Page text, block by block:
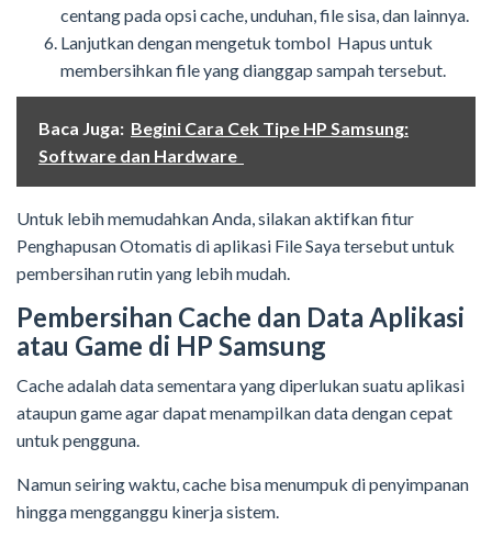
centang pada opsi cache, unduhan, file sisa, dan lainnya.
Lanjutkan dengan mengetuk tombol Hapus untuk
membersihkan file yang dianggap sampah tersebut.
Baca Juga: Begini Cara Cek Tipe HP Samsung:
Software dan Hardware
Untuk lebih memudahkan Anda, silakan aktifkan fitur
Penghapusan Otomatis di aplikasi File Saya tersebut untuk
pembersihan rutin yang lebih mudah.
Pembersihan Cache dan Data Aplikasi
atau Game di HP Samsung
Cache adalah data sementara yang diperlukan suatu aplikasi
ataupun game agar dapat menampilkan data dengan cepat
untuk pengguna.
Namun seiring waktu, cache bisa menumpuk di penyimpanan
hingga mengganggu kinerja sistem.